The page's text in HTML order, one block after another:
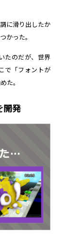
に滑り出したか
かった。
たのだが、世界
で「フォントが
た。
開発